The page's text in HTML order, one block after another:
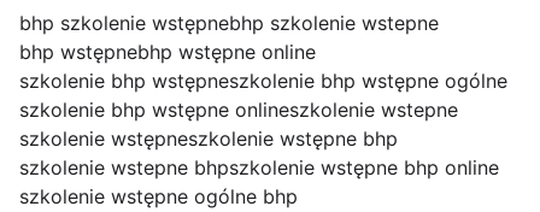
bhp szkolenie wstępnebhp szkolenie wstepne
bhp wstępnebhp wstępne online
szkolenie bhp wstępneszkolenie bhp wstępne ogólne
szkolenie bhp wstępne onlineszkolenie wstepne
szkolenie wstępneszkolenie wstępne bhp
szkolenie wstepne bhpszkolenie wstępne bhp online
szkolenie wstępne ogólne bhp